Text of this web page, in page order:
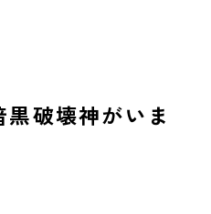
破壊神がいま